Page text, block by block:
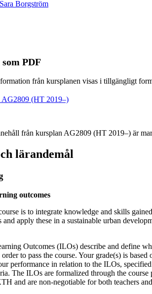
Sara Borgström
PDF
från kursplanen visas i tillgängligt
AG2809 (HT 2019–)
från kursplan AG2809 (HT 2019–) är
lärandemål
outcomes
is to integrate knowledge and skills
and apply these in a sustainable urban
Outcomes (ILOs) describe and define
to pass the course. Your grade(s) is based
performance in relation to the ILOs,
The ILOs are formalized through the course
and are non-negotiable for both teachers